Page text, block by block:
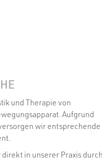
und Therapie von
Aufgrund
wir entsprechende
in unserer Praxis